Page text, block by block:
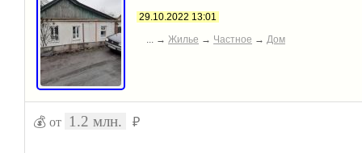
29.10.2022 13:01
... → Жилье → Частное → Дом
💰 от 1.2 млн. ₽